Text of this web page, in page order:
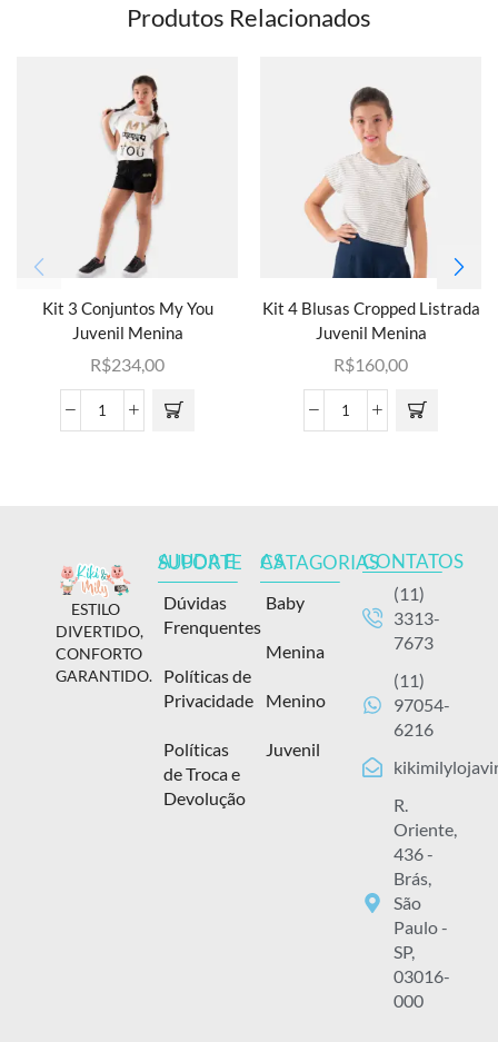
Produtos Relacionados
Kit 3 Conjuntos My You
Juvenil Menina
R$234,00
Kit 4 Blusas Cropped Listrada
Juvenil Menina
R$160,00
ESTILO
DIVERTIDO,
CONFORTO
GARANTIDO.
AJUDA E SUPORTE
Dúvidas
Frenquentes
Políticas de
Privacidade
Políticas
de Troca e
Devolução
AS CATAGORIAS
Baby
Menina
Menino
Juvenil
CONTATOS
(11)
3313-
7673
(11)
97054-
6216
R.
Oriente,
436 -
Brás,
São
Paulo -
SP,
03016-
000